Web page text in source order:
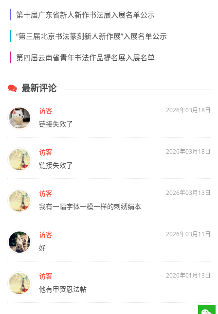
第十届广东省新人新作书法展入展名单公示
“第三届北京书法篆刻新人新作展”入展名单公示
第四届云南省青年书法作品提名展入展名单
最新评论
访客 2026年03月18日
链接失效了
访客 2026年03月18日
链接失效了
访客 2026年03月13日
我有一幅字体一模一样的刺绣绢本
访客 2026年03月11日
好
访客 2026年01月13日
他有甲贺忍法帖